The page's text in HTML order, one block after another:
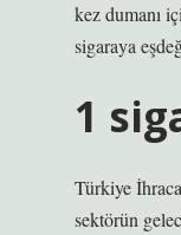
kez dumanı
sigaraya
1
Türkiye
sektörün